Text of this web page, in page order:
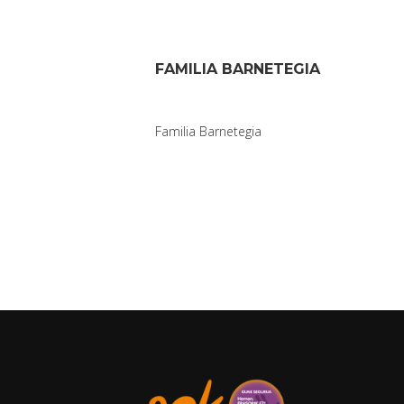
FAMILIA BARNETEGIA
Familia Barnetegia